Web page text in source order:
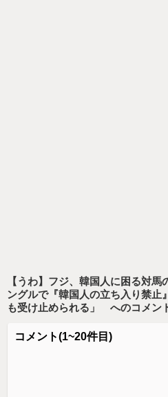
【うわ】フジ、韓国人に困る対
ングルで『韓国人の立ち入り禁止
も受け止められる」 へのコメン
コメント(1~20件目)